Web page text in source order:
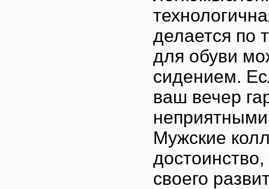
делается по
для обуви
сидением.
ваш вечер
Мужские
своего